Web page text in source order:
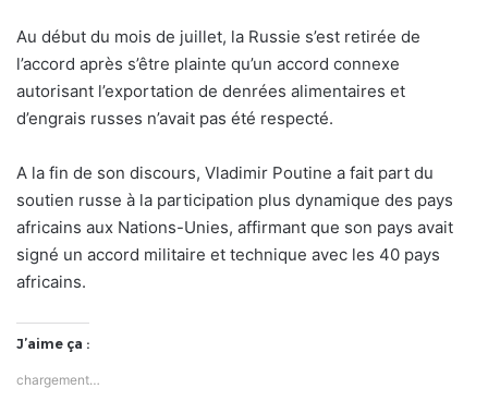
Au début du mois de juillet, la Russie s’est retirée de
l’accord après s’être plainte qu’un accord connexe
autorisant l’exportation de denrées alimentaires et
d’engrais russes n’avait pas été respecté.
A la fin de son discours, Vladimir Poutine a fait part du
soutien russe à la participation plus dynamique des pays
africains aux Nations-Unies, affirmant que son pays avait
signé un accord militaire et technique avec les 40 pays
africains.
J’aime ça :
chargement…